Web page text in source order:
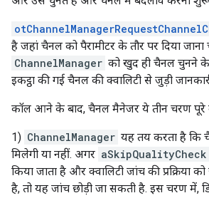
है जहां चैनल को पैरामीटर के तौर पर दिया
ChannelManager को खुद ही चैनल चुनने
इकट्ठा की गई चैनल की क्वालिटी से जुड़ी
कॉल आने के बाद, चैनल मैनेजर ये तीन चरण पूरे
1) ChannelManager यह तय करता है कि
मिलेगी या नहीं. अगर aSkipQualityCheck
किया जाता है और क्वालिटी जांच की प्रक्रिया
है, तो यह जांच छोड़ी जा सकती है. इस चरण में,